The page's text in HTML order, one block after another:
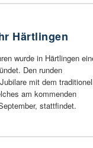
Härtlingen
wurde in Härtlingen
Den runden
mit dem
am kommenden
stattfindet.